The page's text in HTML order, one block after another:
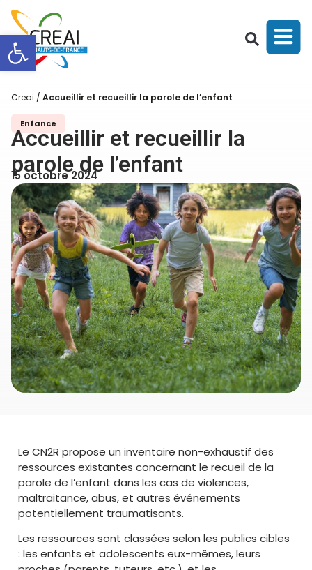
Ouvrir la barre d’outils
Creai / Accueillir et recueillir la parole de l’enfant
Enfance
Accueillir et recueillir la
parole de l’enfant
15 octobre 2024
Le CN2R propose un inventaire non-exhaustif des
ressources existantes concernant le recueil de la
parole de l’enfant dans les cas de violences,
maltraitance, abus, et autres événements
potentiellement traumatisants.
Les ressources sont classées selon les publics cibles
: les enfants et adolescents eux-mêmes, leurs